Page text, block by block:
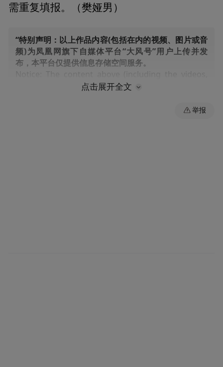
需重复填报。（樊娅男）
“特别声明：以上作品内容(包括在内的视频、图片或音
频)为凤凰网旗下自媒体平台“大风号”用户上传并发
布，本平台仅提供信息存储空间服务。
Notice: The content above (including the videos,
pictures and audios if any) is uploaded and posted
platform and merely provides information storage
点击展开全文
举报